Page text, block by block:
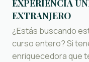
EXPERIENCIA
EXTRANJERO
¿Estás buscando
curso entero? Si
enriquecedora que